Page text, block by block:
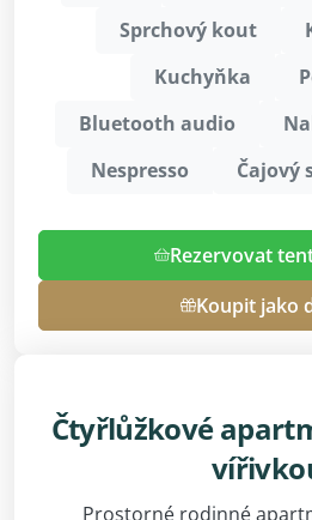
Sprchový kout
Kuchyňka
Bluetooth audio
Nespresso
Čajový
Rezervovat
Koupit jako
Čtyřlůžkové
Prostorné rodinné